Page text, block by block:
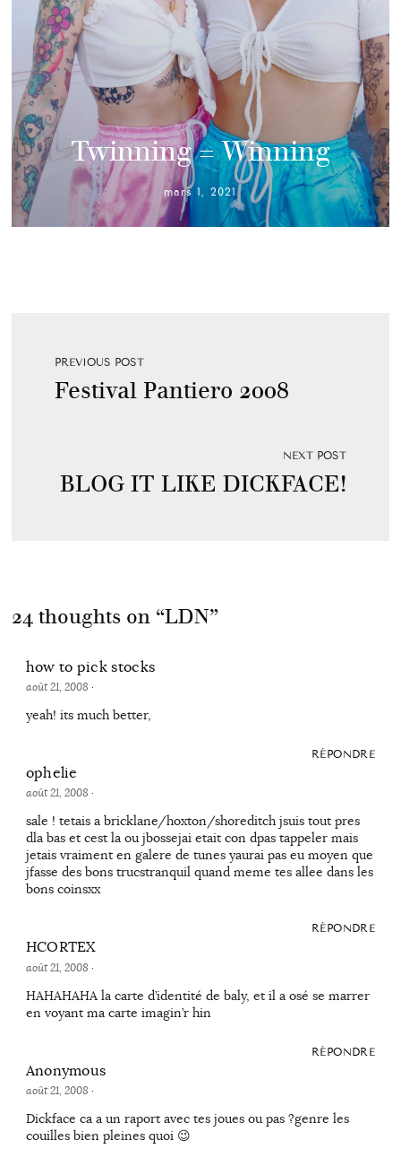
Twinning = Winning
mars 1, 2021
PREVIOUS POST
Festival Pantiero 2008
NEXT POST
BLOG IT LIKE DICKFACE!
24 thoughts on “LDN”
how to pick stocks
août 21, 2008 ·
yeah! its much better,
RÉPONDRE
ophelie
août 21, 2008 ·
sale ! tetais a bricklane/hoxton/shoreditch jsuis tout pres
dla bas et cest la ou jbossejai etait con dpas tappeler mais
jetais vraiment en galere de tunes yaurai pas eu moyen que
jfasse des bons trucstranquil quand meme tes allee dans les
bons coinsxx
RÉPONDRE
HCORTEX
août 21, 2008 ·
HAHAHAHA la carte d’identité de baly, et il a osé se marrer
en voyant ma carte imagin’r hin
RÉPONDRE
Anonymous
août 21, 2008 ·
Dickface ca a un raport avec tes joues ou pas ?genre les
couilles bien pleines quoi 😉